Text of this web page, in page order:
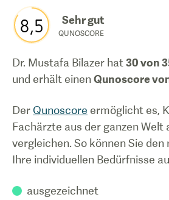
8,5 Sehr gut
QUNOSCORE
Dr. Mustafa Bilazer hat 30von
und erhält einenQunoscore
Der Qunoscore ermöglicht es,
Fachärzte aus der ganzen Welt
vergleichen. So können Sie
Ihre individuellen Bedürfnisse
ausgezeichnet